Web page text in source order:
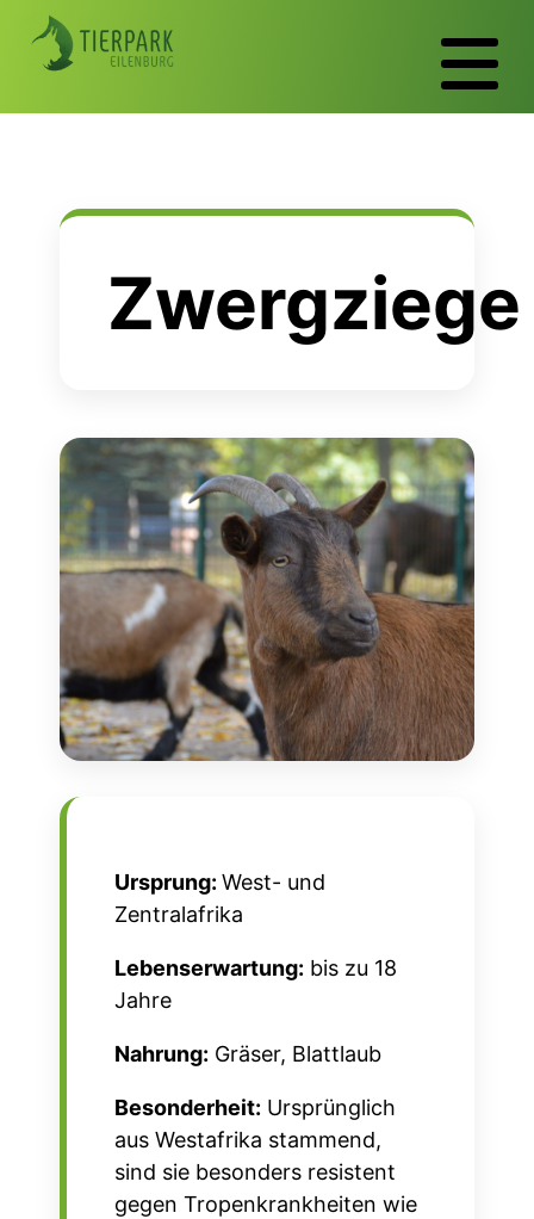
Zwergziege
Ursprung: West- und
Zentralafrika
Lebenserwartung: bis zu 18
Jahre
Nahrung: Gräser, Blattlaub
Besonderheit: Ursprünglich
aus Westafrika stammend,
sind sie besonders resistent
gegen Tropenkrankheiten wie